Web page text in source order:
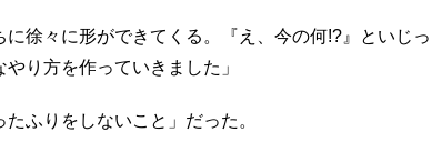
徐々に形ができてくる。『え、今の何!?』といじっ
り方を作っていきました」
ふりをしないこと」だった。